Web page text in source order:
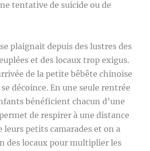
tentative de suicide ou de
plaignait depuis des lustres des
et des locaux trop exigus.
de la petite bêbête chinoise
décoince. En une seule rentrée
bénéficient chacun d’une
de respirer à une distance
leurs petits camarades et on a
des locaux pour multiplier les